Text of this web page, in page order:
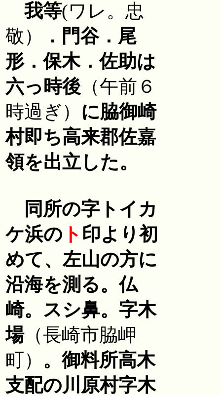
我等(ワレ。忠
敬）
．門谷．尾
形．保木．佐助は
六っ時後 （午前６
時過ぎ） に脇御崎
村即ち高来郡佐嘉
領を出立した。
同所の字トイカ
ケ浜の ト 印より初
めて、左山の方に
沿海を測る。仏
崎。スシ鼻。字木
場（長崎市脇岬
町） 。御料所高木
支配の川原村字木